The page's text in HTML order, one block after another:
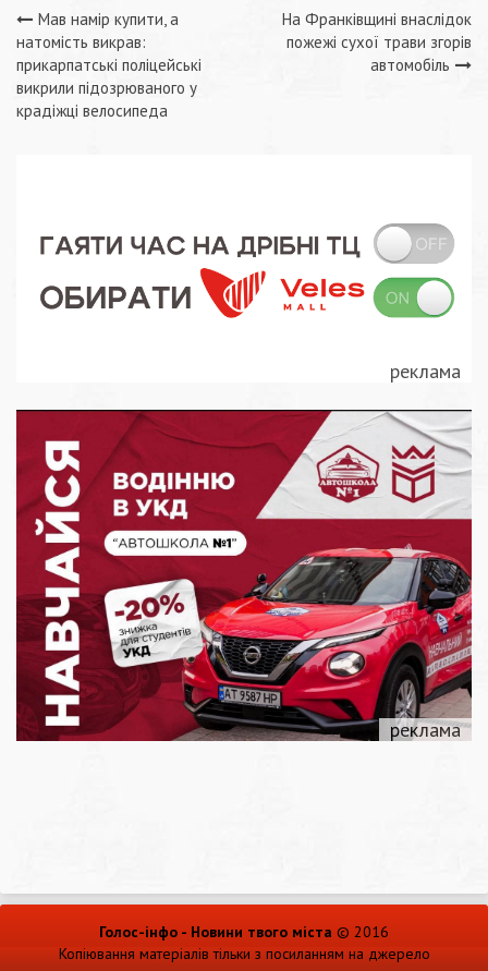
Навігація
записів
Мав намір купити, а
натомість викрав:
прикарпатські поліцейські
викрили підозрюваного у
крадіжці велосипеда
На Франківщині внаслідок
пожежі сухої трави згорів
автомобіль
Голос-інфо - Новини твого міста © 2016
Копіювання матеріалів тільки з посиланням на джерело